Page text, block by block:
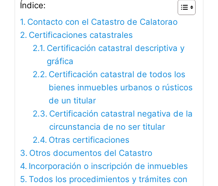
Índice:
Contacto con el Catastro de Calatorao
Certificaciones catastrales
Certificación catastral descriptiva y
gráfica
Certificación catastral de todos los
bienes inmuebles urbanos o rústicos
de un titular
Certificación catastral negativa de la
circunstancia de no ser titular
Otras certificaciones
Otros documentos del Catastro
Incorporación o inscripción de inmuebles
Todos los procedimientos y trámites con